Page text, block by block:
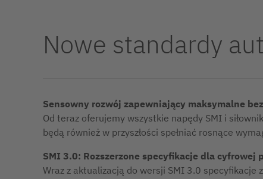
Nowe standardy
Sensowny rozwój zapewniający maksymalne
Od teraz oferujemy wszystkie napędy SMI i
będą również w przyszłości spełniać rosnące
SMI 3.0: Rozszerzone specyfikacje dla cyfrowej
Wraz z aktualizacją do wersji SMI 3.0 specyfikacje